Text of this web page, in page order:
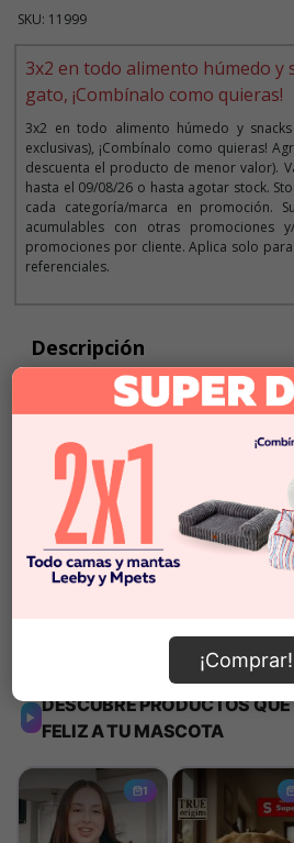
SKU: 11999
3x2 en todo alimento húmedo y
gato, ¡Combínalo como quieras!
3x2 en todo alimento húmedo y
exclusivas), ¡Combínalo como quieras!
descuenta el producto de menor valor).
hasta el 09/08/26 o hasta agotar stock.
cada categoría/marca en promoción.
acumulables con otras promociones
promociones por cliente. Aplica solo
referenciales.
Descripción
$1.990
Este producto no está
disponible
Añadir al
¡Comprar!